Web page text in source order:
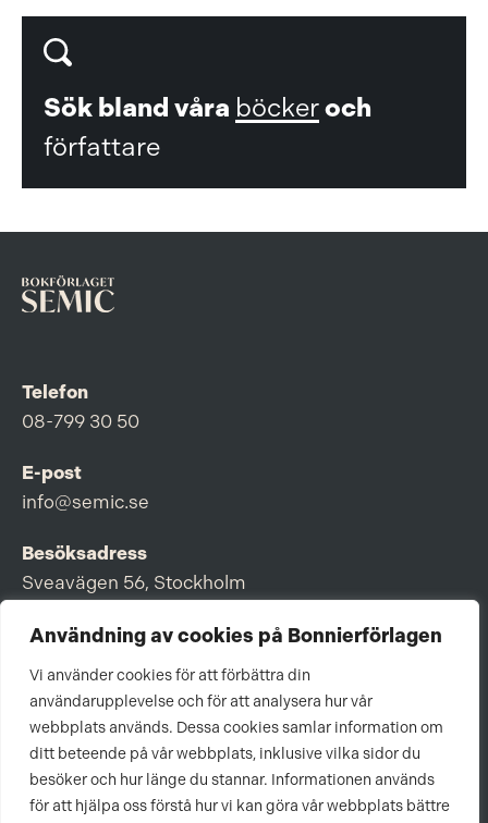
Användning av cookies på Bonnierförlagen
Vi använder cookies för att förbättra din
användarupplevelse och för att analysera hur vår
webbplats används. Dessa cookies samlar information om
ditt beteende på vår webbplats, inklusive vilka sidor du
besöker och hur länge du stannar. Informationen används
för att hjälpa oss förstå hur vi kan göra vår webbplats bättre
Sök bland våra böckeroch
författare
Telefon
08-799 30 50
E-post
info@semic.se
Besöksadress
Sveavägen 56, Stockholm
Postadress
Box 3159, 103 63 Stockholm
Om Bonnierförlagen